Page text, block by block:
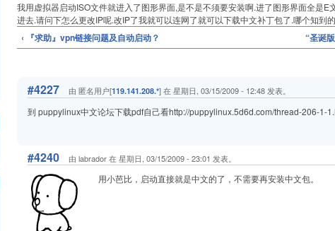
我用虚拟器启动ISO文件就进入了图形界面,是不是不须要安装啊.进了图形界面全是
进去.请问下怎么更改IP呢.改IP了我就可以连网了就可以下载中文补丁包了.哪个知到
‹ 『求助』vpn链接问题及自动启动？ “圣诞
#4227 由 匿名用户[119.141.208.*] 在 星期日, 03/15/2009 - 12:48 发表。
到 puppylinux中文论坛下载pdf自己看http://puppylinux.5d6d.com/thread-206-1-
#4240 由 labrador 在 星期日, 03/15/2009 - 23:01 发表。
用小芭比，启动直接就是中文的了，不需要再安装中文包。